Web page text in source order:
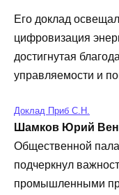
Его доклад
цифровизация
достигнутая
управляемости и
Доклад Приб С.Н.
Шамков Юрий
Общественной
подчеркнул
промышленными